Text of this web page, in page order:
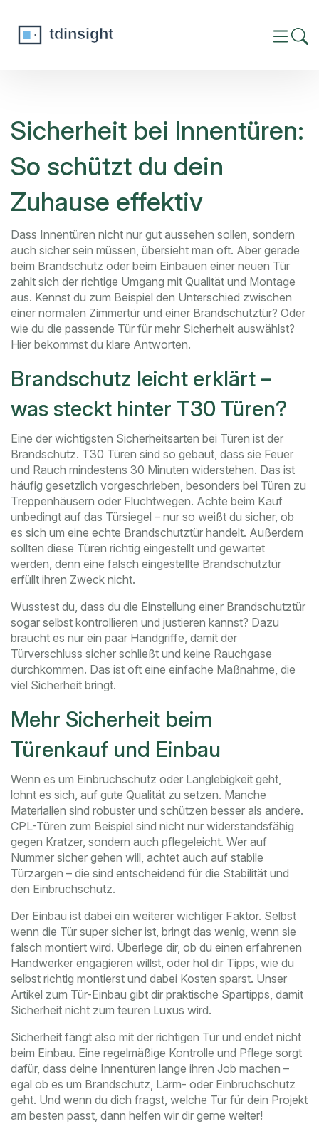
Sicherheit bei Innentüren:
So schützt du dein
Zuhause effektiv
Dass Innentüren nicht nur gut aussehen sollen, sondern
auch sicher sein müssen, übersieht man oft. Aber gerade
beim Brandschutz oder beim Einbauen einer neuen Tür
zahlt sich der richtige Umgang mit Qualität und Montage
aus. Kennst du zum Beispiel den Unterschied zwischen
einer normalen Zimmertür und einer Brandschutztür? Oder
wie du die passende Tür für mehr Sicherheit auswählst?
Hier bekommst du klare Antworten.
Brandschutz leicht erklärt –
was steckt hinter T30 Türen?
Eine der wichtigsten Sicherheitsarten bei Türen ist der
Brandschutz. T30 Türen sind so gebaut, dass sie Feuer
und Rauch mindestens 30 Minuten widerstehen. Das ist
häufig gesetzlich vorgeschrieben, besonders bei Türen zu
Treppenhäusern oder Fluchtwegen. Achte beim Kauf
unbedingt auf das Türsiegel – nur so weißt du sicher, ob
es sich um eine echte Brandschutztür handelt. Außerdem
sollten diese Türen richtig eingestellt und gewartet
werden, denn eine falsch eingestellte Brandschutztür
erfüllt ihren Zweck nicht.
Wusstest du, dass du die Einstellung einer Brandschutztür
sogar selbst kontrollieren und justieren kannst? Dazu
braucht es nur ein paar Handgriffe, damit der
Türverschluss sicher schließt und keine Rauchgase
durchkommen. Das ist oft eine einfache Maßnahme, die
viel Sicherheit bringt.
Mehr Sicherheit beim
Türenkauf und Einbau
Wenn es um Einbruchschutz oder Langlebigkeit geht,
lohnt es sich, auf gute Qualität zu setzen. Manche
Materialien sind robuster und schützen besser als andere.
CPL-Türen zum Beispiel sind nicht nur widerstandsfähig
gegen Kratzer, sondern auch pflegeleicht. Wer auf
Nummer sicher gehen will, achtet auch auf stabile
Türzargen – die sind entscheidend für die Stabilität und
den Einbruchschutz.
Der Einbau ist dabei ein weiterer wichtiger Faktor. Selbst
wenn die Tür super sicher ist, bringt das wenig, wenn sie
falsch montiert wird. Überlege dir, ob du einen erfahrenen
Handwerker engagieren willst, oder hol dir Tipps, wie du
selbst richtig montierst und dabei Kosten sparst. Unser
Artikel zum Tür-Einbau gibt dir praktische Spartipps, damit
Sicherheit nicht zum teuren Luxus wird.
Sicherheit fängt also mit der richtigen Tür und endet nicht
beim Einbau. Eine regelmäßige Kontrolle und Pflege sorgt
dafür, dass deine Innentüren lange ihren Job machen –
egal ob es um Brandschutz, Lärm- oder Einbruchschutz
geht. Und wenn du dich fragst, welche Tür für dein Projekt
am besten passt, dann helfen wir dir gerne weiter!